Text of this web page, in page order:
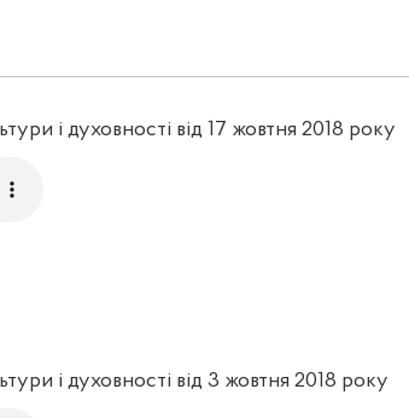
і духовності від 17 жовтня 2018 року
і духовності від 3 жовтня 2018 року